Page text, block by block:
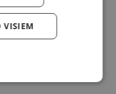
VISIEM